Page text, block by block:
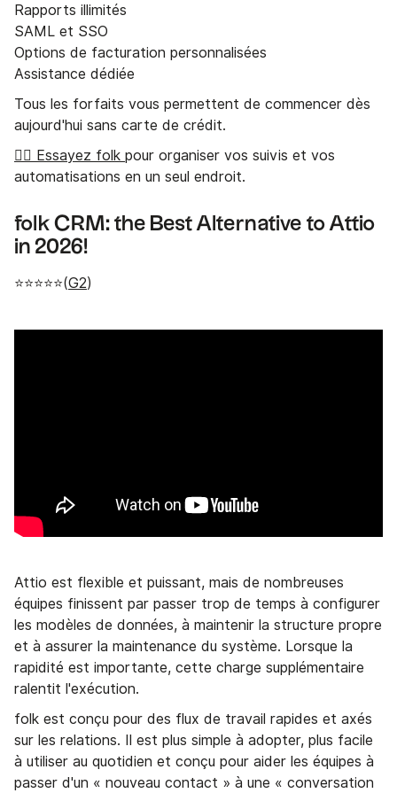
Rapports illimités
SAML et SSO
Options de facturation personnalisées
Assistance dédiée
Tous les forfaits vous permettent de commencer dès
aujourd'hui sans carte de crédit.
👉🏼 Essayez folk pour organiser vos suivis et vos
automatisations en un seul endroit.
folk CRM: the Best Alternative to Attio
in 2026!
⭐⭐⭐⭐⭐(G2)
Attio est flexible et puissant, mais de nombreuses
équipes finissent par passer trop de temps à configurer
les modèles de données, à maintenir la structure propre
et à assurer la maintenance du système. Lorsque la
rapidité est importante, cette charge supplémentaire
ralentit l'exécution.
folk est conçu pour des flux de travail rapides et axés
sur les relations. Il est plus simple à adopter, plus facile
à utiliser au quotidien et conçu pour aider les équipes à
passer d'un « nouveau contact » à une « conversation